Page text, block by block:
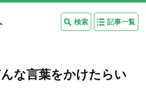
検索 記事一覧
な言葉をかけたらい